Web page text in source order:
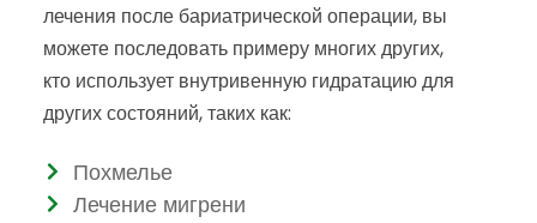
лечения после бариатрической операции, вы
можете последовать примеру многих других,
кто использует внутривенную гидратацию для
других состояний, таких как:
Похмелье
Лечение мигрени